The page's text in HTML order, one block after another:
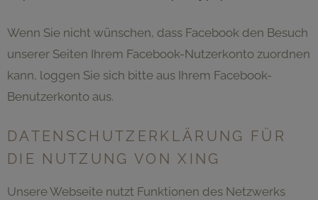
Wenn Sie nicht wünschen, dass Facebook den Besuch
unserer Seiten Ihrem Facebook-Nutzerkonto zuordnen
kann, loggen Sie sich bitte aus Ihrem Facebook-
Benutzerkonto aus.
DATENSCHUTZERKLÄRUNG FÜR
DIE NUTZUNG VON XING
Unsere Webseite nutzt Funktionen des Netzwerks